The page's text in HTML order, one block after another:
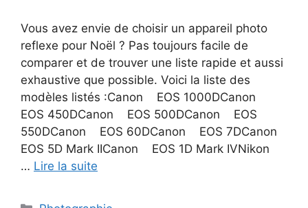
Vous avez envie de choisir un appareil photo
reflexe pour Noël ? Pas toujours facile de
comparer et de trouver une liste rapide et aussi
exhaustive que possible. Voici la liste des
modèles listés :Canon EOS 1000DCanon
EOS 450DCanon EOS 500DCanon EOS
550DCanon EOS 60DCanon EOS 7DCanon
EOS 5D Mark IICanon EOS 1D Mark IVNikon
… Lire la suite